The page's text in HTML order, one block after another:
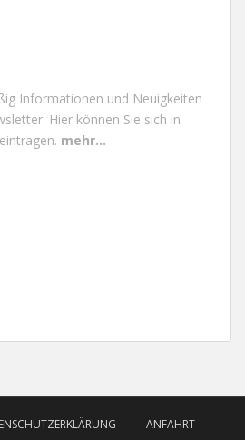
Informationen und Neuigkeiten
Hier können Sie sich in
mehr...
ANFAHRT